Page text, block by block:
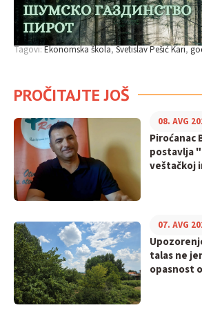
Tagovi:Ekonomska škola Svetislav Pešić Kari
PROČITAJTE JOŠ
Piroćanac
postavlja
veštačkoj
08. AVG
talas ne
opasnost
07. AVG